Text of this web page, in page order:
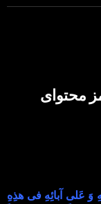
محتوای
وَ عَلى آبائِهِ فی هذِهِ